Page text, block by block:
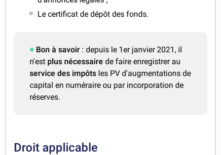
Le certificat de dépôt des fonds.
Bon à savoir : depuis le 1er janvier 2021, il
n'est plus nécessaire de faire enregistrer au
service des impôts les PV d'augmentations de
capital en numéraire ou par incorporation de
réserves.
Droit applicable